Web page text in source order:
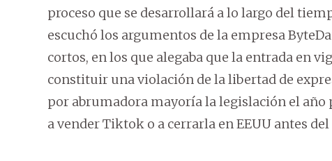
proceso que se desarrollará a lo largo del
escuchó los argumentos de la empresa
cortos, en los que alegaba que la entrada en
constituir una violación de la libertad de
por abrumadora mayoría la legislación el año
a vender Tiktok o a cerrarla en EEUU antes del